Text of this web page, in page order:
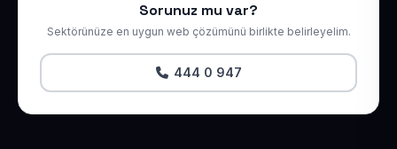
Sorunuz mu var?
Sektörünüze en uygun web çözümünü birlikte belirleyelim.
444 0 947